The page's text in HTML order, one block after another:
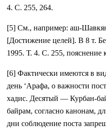
4. С. 255, 264.
[5] См., например: аш-
[Достижение целей]. В 8 т.
1995. Т. 4. С. 255, пояснение
[6] Фактически имеются в
день ‘Арафа, о важности
хадис. Десятый — Курбан-
байрам, согласно канонам,
дни соблюдение поста